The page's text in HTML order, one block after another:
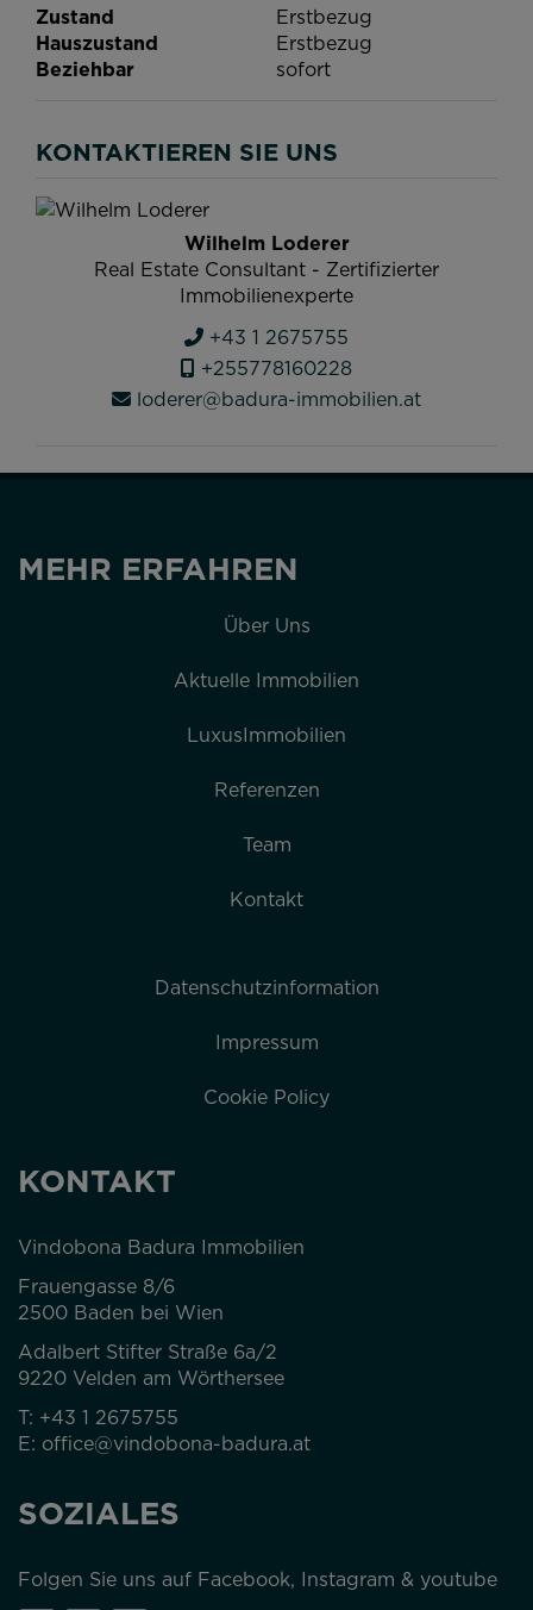
Zustand
Erstbezug
Hauszustand
Erstbezug
Beziehbar
sofort
KONTAKTIEREN SIE UNS
Wilhelm Loderer
Real Estate Consultant - Zertifizierter
Immobilienexperte
+43 1 2675755
+255778160228
loderer@badura-immobilien.at
MEHR ERFAHREN
Über Uns
Aktuelle Immobilien
LuxusImmobilien
Referenzen
Team
Kontakt
Datenschutzinformation
Impressum
Cookie Policy
KONTAKT
Vindobona Badura Immobilien
Frauengasse 8/6
2500 Baden bei Wien
Adalbert Stifter Straße 6a/2
9220 Velden am Wörthersee
T: +43 1 2675755
E: office@vindobona-badura.at
SOZIALES
Folgen Sie uns auf Facebook, Instagram & youtube